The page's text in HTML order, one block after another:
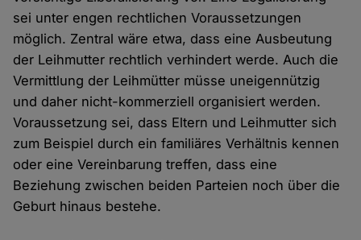
sei unter engen rechtlichen Voraussetzungen
möglich. Zentral wäre etwa, dass eine Ausbeutung
der Leihmutter rechtlich verhindert werde. Auch die
Vermittlung der Leihmütter müsse uneigennützig
und daher nicht-kommerziell organisiert werden.
Voraussetzung sei, dass Eltern und Leihmutter sich
zum Beispiel durch ein familiäres Verhältnis kennen
oder eine Vereinbarung treffen, dass eine
Beziehung zwischen beiden Parteien noch über die
Geburt hinaus bestehe.